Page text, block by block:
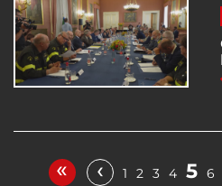
« ‹ 1 2 3 4 5 6